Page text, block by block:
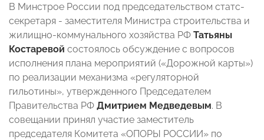
В Минстрое России под председательством статс-
секретаря - заместителя Министра строительства и
жилищно-коммунального хозяйства РФ Татьяны
Костаревой состоялось обсуждение с вопросов
исполнения плана мероприятий («Дорожной карты»)
по реализации механизма «регуляторной
гильотины», утвержденного Председателем
Правительства РФ Дмитрием Медведевым. В
совещании принял участие заместитель
председателя Комитета «ОПОРЫ РОССИИ» по